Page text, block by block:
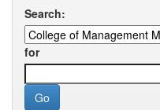
Search:
for